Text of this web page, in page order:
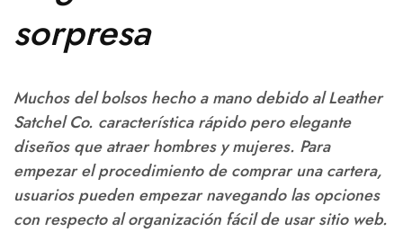
sorpresa
Muchos del bolsos hecho a mano debido al Leather
Satchel Co. característica rápido pero elegante
diseños que atraer hombres y mujeres. Para
empezar el procedimiento de comprar una cartera,
usuarios pueden empezar navegando las opciones
con respecto al organización fácil de usar sitio web.